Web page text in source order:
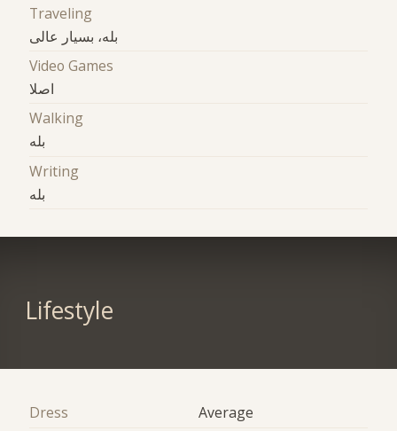
Traveling
بله، بسیار عالی
Video Games
اصلا
Walking
بله
Writing
بله
Lifestyle
Dress Average